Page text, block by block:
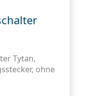
Tytan,
ohne